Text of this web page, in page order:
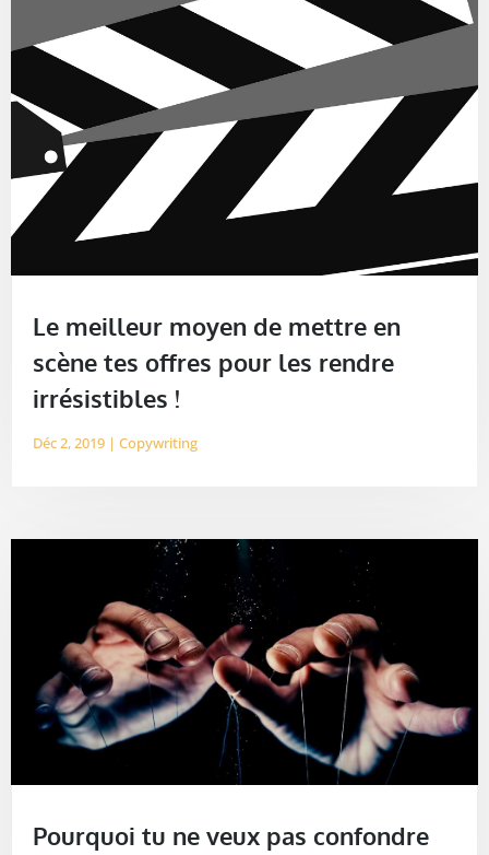
Le meilleur moyen de mettre en
scène tes offres pour les rendre
irrésistibles !
Déc 2, 2019 |Copywriting
Pourquoi tu ne veux pas confondre